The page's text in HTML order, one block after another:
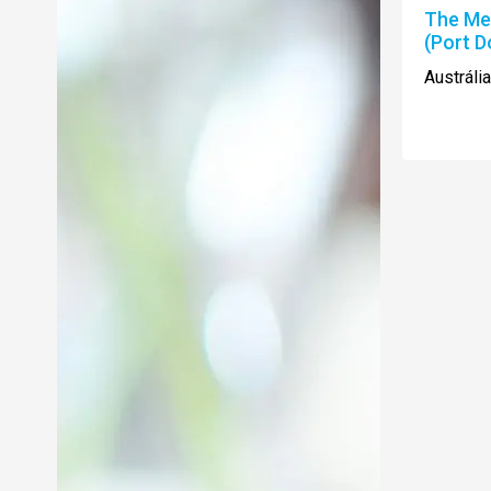
The
(Port